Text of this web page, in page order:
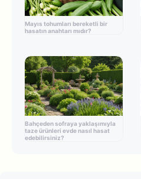
Mayıs tohumları bereketli bir
hasatın anahtarı mıdır?
Bahçeden sofraya yaklaşımıyla
taze ürünleri evde nasıl hasat
edebilirsiniz?